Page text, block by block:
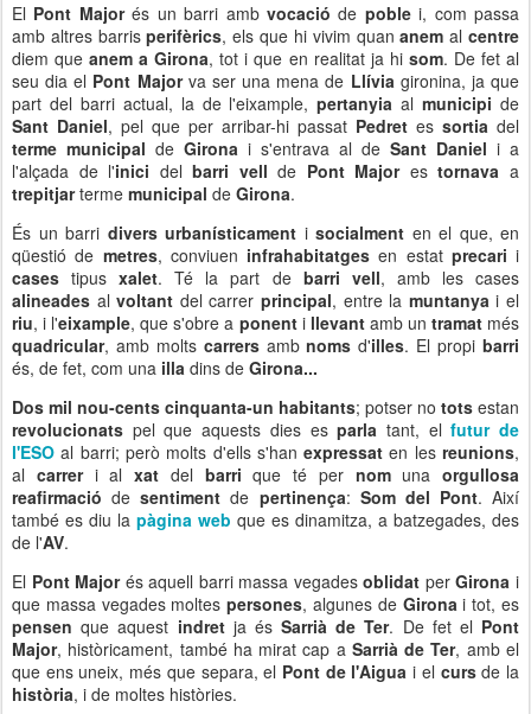
El Pont Majorés un barri amb vocacióde poblei, com passa
amb altres barrisperifèrics, els que hi vivim quananemalcentre
diem queanem a Girona, tot i que en realitat ja hi som. De fet al
seu dia el Pont Major va ser una mena de Llívia gironina, ja que
part del barri actual, la de l'eixample,pertanyia almunicipide
Sant Daniel, pel que per arribar-hi passat Pedret es sortia del
terme municipal de Girona i s'entrava al de Sant Daniel i a
l'alçada de l'inici delbarri vellde Pont Major estornavaa
trepitjarterme municipal de Girona.
És un barri divers urbanísticament i socialment en el que, en
qüestió de metres, conviuen infrahabitatgesen estat precari i
casestipusxalet. Té la part de barri vell, amb les cases
alineades alvoltant del carrerprincipal, entre la muntanyai el
riu, i l'eixample, que s'obre a ponent i llevant amb un tramat més
quadricular, amb molts carrers ambnomsd'illes. El propibarri
és, de fet, com una illa dins de Girona...
Dos mil nou-cents cinquanta-un habitants; potser no tots estan
revolucionats pel que aquests dies esparla tant, elfutur de
l'ESO al barri; però molts d'ells s'hanexpressaten lesreunions,
al carrer i al xat del barrique té per nom una orgullosa
reafirmaciódesentimentde pertinença: Som del Pont. Així
també es diu la pàgina web que es dinamitza, a batzegades, des
de l'AV.
El Pont Major és aquell barri massa vegadesoblidat perGironai
que massa vegades moltespersones, algunes de Gironai tot, es
pensenque aquest indret ja ésSarrià de Ter. De fet el Pont
Major, històricament, també ha mirat cap aSarrià de Ter, amb el
que ens uneix, més que separa, el Pont de l'Aigua i el cursde la
història, i de moltes històries.